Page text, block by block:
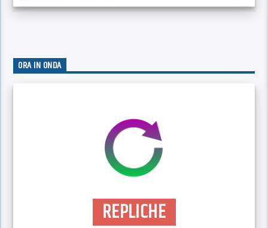
ORA IN ONDA
REPLICHE